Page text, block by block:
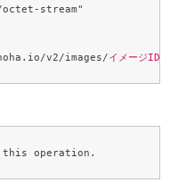
stream"
v2/images/イメージID